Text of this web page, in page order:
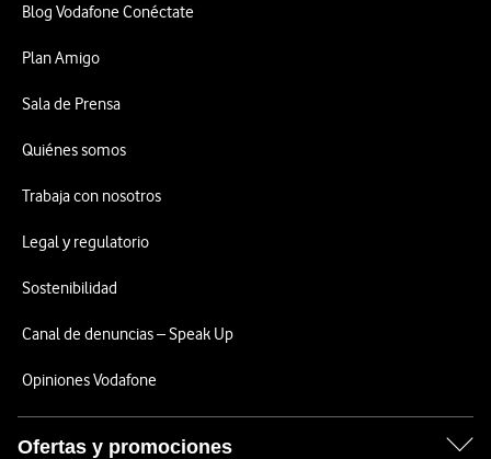
Blog Vodafone Conéctate
Plan Amigo
Sala de Prensa
Quiénes somos
Trabaja con nosotros
Legal y regulatorio
Sostenibilidad
Canal de denuncias – Speak Up
Opiniones Vodafone
Ofertas y promociones